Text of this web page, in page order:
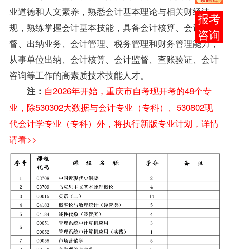
业道德和人文素养，熟悉会计基本理论与相关财经法
规，熟练掌握会计基本技能，具备会计核算、会计监
督、出纳业务、会计管理、税务管理和财务管理能力，
从事单位出纳、会计核算、会计监督、查账验证、会计
咨询等工作的高素质技术技能人才。
注： 自2026年开始，重庆市自考现开考的48个专
业，除530302大数据与会计专业（专科）、530802现
代会计学专业（专科）外，将执行新版专业计划，详情
请看>>
报考
咨询